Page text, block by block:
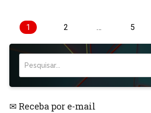
1 2 … 5
✉ Receba por e-mail